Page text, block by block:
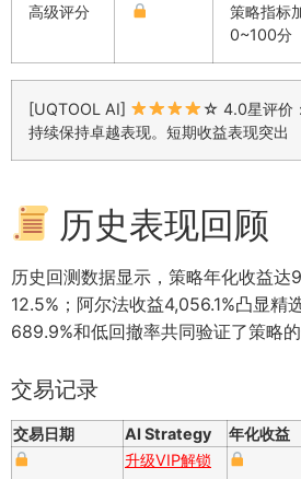
高级评分
策略指标
0~100分
[UQTOOL AI]
☆ 4.0星评价
持续保持卓越表现。短期收益表现突出
历史表现回顾
历史回测数据显示，策略年化收益达
12.5%；阿尔法收益4,056.1%凸显精
689.9%和低回撤率共同验证了策略的
交易记录
交易日期 AI Strategy 年化收益
升级VIP解锁